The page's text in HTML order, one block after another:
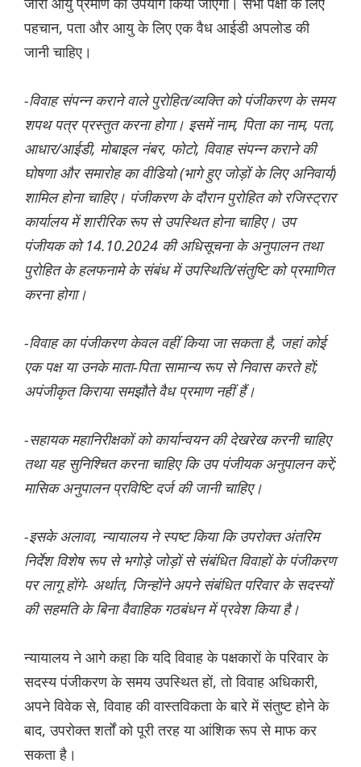
पहचान, पता और आयु के लिए एक वैध आईडी अपलोड की
जानी चाहिए।
-विवाह संपन्न कराने वाले पुरोहित/व्यक्ति को पंजीकरण के समय
शपथ पत्र प्रस्तुत करना होगा। इसमें नाम, पिता का नाम, पता,
आधार/आईडी, मोबाइल नंबर, फोटो, विवाह संपन्न कराने की
घोषणा और समारोह का वीडियो (भागे हुए जोड़ों के लिए अनिवार्य)
शामिल होना चाहिए। पंजीकरण के दौरान पुरोहित को रजिस्ट्रार
कार्यालय में शारीरिक रूप से उपस्थित होना चाहिए। उप
पंजीयक को 14.10.2024 की अधिसूचना के अनुपालन तथा
पुरोहित के हलफनामे के संबंध में उपस्थिति/संतुष्टि को प्रमाणित
करना होगा।
-विवाह का पंजीकरण केवल वहीं किया जा सकता है, जहां कोई
एक पक्ष या उनके माता-पिता सामान्य रूप से निवास करते हों;
अपंजीकृत किराया समझौते वैध प्रमाण नहीं हैं।
-सहायक महानिरीक्षकों को कार्यान्वयन की देखरेख करनी चाहिए
तथा यह सुनिश्चित करना चाहिए कि उप पंजीयक अनुपालन करें;
मासिक अनुपालन प्रविष्टि दर्ज की जानी चाहिए।
-इसके अलावा, न्यायालय ने स्पष्ट किया कि उपरोक्त अंतरिम
निर्देश विशेष रूप से भगोड़े जोड़ों से संबंधित विवाहों के पंजीकरण
पर लागू होंगे- अर्थात, जिन्होंने अपने संबंधित परिवार के सदस्यों
की सहमति के बिना वैवाहिक गठबंधन में प्रवेश किया है।
न्यायालय ने आगे कहा कि यदि विवाह के पक्षकारों के परिवार के
सदस्य पंजीकरण के समय उपस्थित हों, तो विवाह अधिकारी,
अपने विवेक से, विवाह की वास्तविकता के बारे में संतुष्ट होने के
बाद, उपरोक्त शर्तों को पूरी तरह या आंशिक रूप से माफ कर
सकता है।